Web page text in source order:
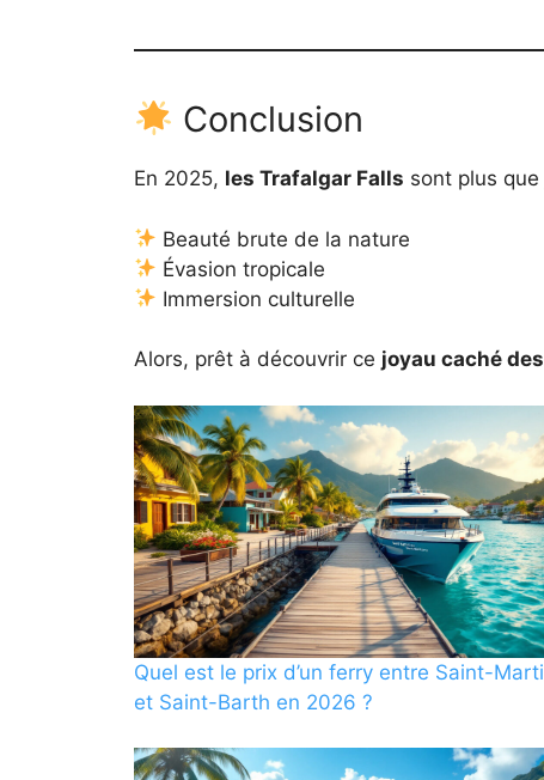
Conclusion
En 2025, les Trafalgar Falls sont plus
Beauté brute de la nature
Évasion tropicale
Immersion culturelle
Alors, prêt à découvrir ce joyau caché
Quel est le prix d’un ferry entre Saint-
et Saint-Barth en 2026 ?